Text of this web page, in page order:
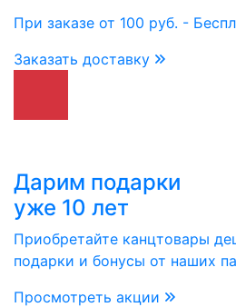
При заказе от 100 руб. -
Заказать доставку
Дарим подарки
уже 10 лет
Приобретайте канцтовары
подарки и бонусы от наших
Просмотреть акции